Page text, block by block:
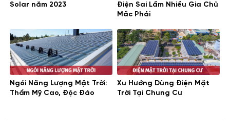
Solar năm 2023
Điện Sai Lầm Nhiều Gia Chủ
Mắc Phải
Ngói Năng Lượng Mặt Trời:
Thẩm Mỹ Cao, Độc Đáo
Xu Hướng Dùng Điện Mặt
Trời Tại Chung Cư